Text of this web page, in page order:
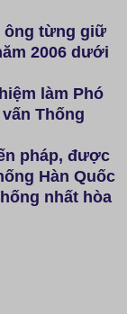
ông từng giữ
2006 dưới
làm Phó
Thống
pháp, được
Hàn Quốc
nhất hòa